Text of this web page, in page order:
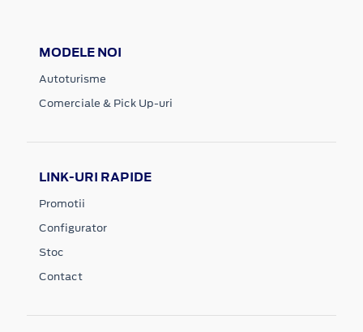
MODELE NOI
Autoturisme
Comerciale & Pick Up-uri
LINK-URI RAPIDE
Promotii
Configurator
Stoc
Contact